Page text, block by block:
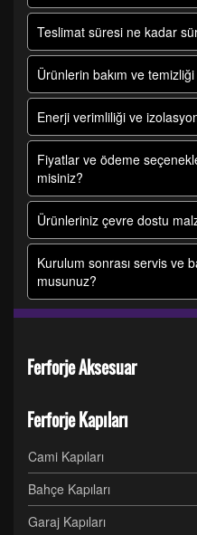
Teslimat süresi ne kadar
Ürünlerin bakım ve temizliği
Enerji verimliliği ve
Fiyatlar ve ödeme
misiniz?
Ürünleriniz çevre dostu
Kurulum sonrası servis ve
musunuz?
Ferforje Aksesuar
Ferforje Kapıları
Cami Kapıları
Bahçe Kapıları
Garaj Kapıları